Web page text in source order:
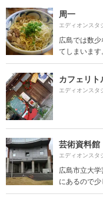
周一
エディオンスタ
広島では数
てしまいま
カフェリト
エディオンスタ
芸術資料館
エディオンスタ
広島市立大
にあるので少